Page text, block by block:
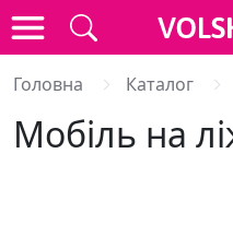
Головна Каталог
Мобіль на